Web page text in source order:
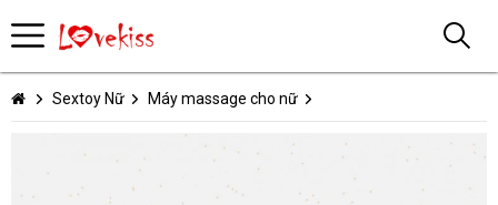
Sextoy Nữ Máy massage cho nữ